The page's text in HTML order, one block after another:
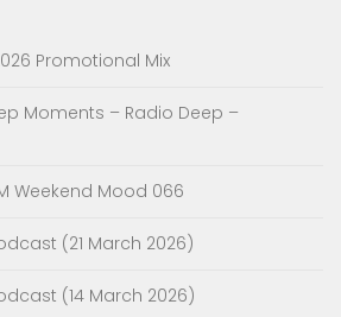
Promotional Mix
Moments – Radio Deep –
Weekend Mood 066
(21 March 2026)
(14 March 2026)